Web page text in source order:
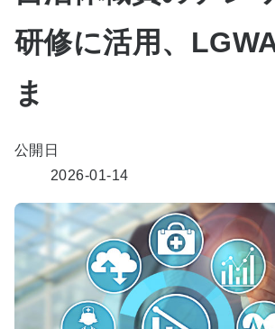
研修に活用、
ま
公開日
2026-01-14